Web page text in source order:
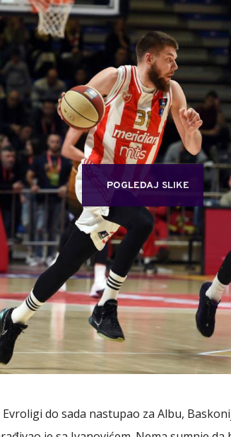
POGLEDAJ SLIKE
do sada nastupao za Albu,